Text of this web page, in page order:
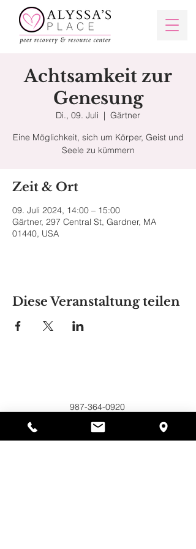
Achtsamkeit zur
Genesung
Di., 09. Juli
  |
Gärtner
Eine Möglichkeit, sich um Körper, Geist und
Seele zu kümmern
Zeit & Ort
09. Juli 2024, 14:00 – 15:00
Gärtner, 297 Central St, Gardner, MA
01440, USA
Diese Veranstaltung teilen
987-364-0920